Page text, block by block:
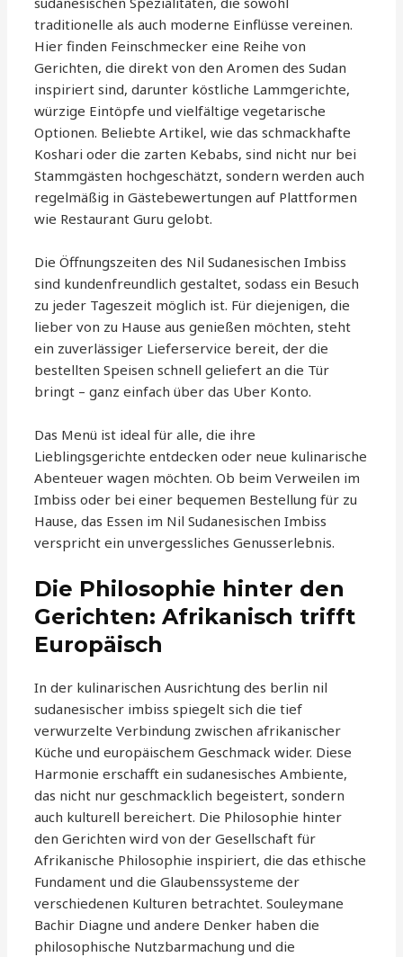
traditionelle als auch moderne Einflüsse vereinen.
Hier finden Feinschmecker eine Reihe von
Gerichten, die direkt von den Aromen des Sudan
inspiriert sind, darunter köstliche Lammgerichte,
würzige Eintöpfe und vielfältige vegetarische
Optionen. Beliebte Artikel, wie das schmackhafte
Koshari oder die zarten Kebabs, sind nicht nur bei
Stammgästen hochgeschätzt, sondern werden auch
regelmäßig in Gästebewertungen auf Plattformen
wie Restaurant Guru gelobt.
Die Öffnungszeiten des Nil Sudanesischen Imbiss
sind kundenfreundlich gestaltet, sodass ein Besuch
zu jeder Tageszeit möglich ist. Für diejenigen, die
lieber von zu Hause aus genießen möchten, steht
ein zuverlässiger Lieferservice bereit, der die
bestellten Speisen schnell geliefert an die Tür
bringt – ganz einfach über das Uber Konto.
Das Menü ist ideal für alle, die ihre
Lieblingsgerichte entdecken oder neue kulinarische
Abenteuer wagen möchten. Ob beim Verweilen im
Imbiss oder bei einer bequemen Bestellung für zu
Hause, das Essen im Nil Sudanesischen Imbiss
verspricht ein unvergessliches Genusserlebnis.
Die Philosophie hinter den
Gerichten: Afrikanisch trifft
Europäisch
In der kulinarischen Ausrichtung des berlin nil
sudanesischer imbiss spiegelt sich die tief
verwurzelte Verbindung zwischen afrikanischer
Küche und europäischem Geschmack wider. Diese
Harmonie erschafft ein sudanesisches Ambiente,
das nicht nur geschmacklich begeistert, sondern
auch kulturell bereichert. Die Philosophie hinter
den Gerichten wird von der Gesellschaft für
Afrikanische Philosophie inspiriert, die das ethische
Fundament und die Glaubenssysteme der
verschiedenen Kulturen betrachtet. Souleymane
Bachir Diagne und andere Denker haben die
philosophische Nutzbarmachung und die